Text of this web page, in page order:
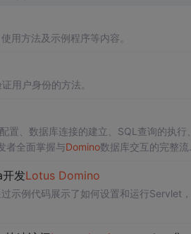
用方法及示例程序等内容。
用户身份的方法。
、数据库连接的建立、SQL查询的执行、
者全面掌握与Domino数据库交互的完整流
发Lotus Domino
示例代码展示了如何设置和运行Servlet，